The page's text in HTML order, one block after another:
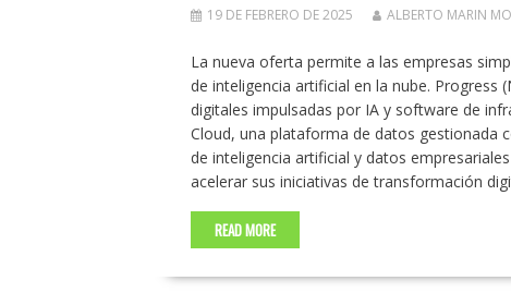
19 DE FEBRERO DE 2025 ALBERTO MARIN
La nueva oferta permite a las empresas
de inteligencia artificial en la nube. Progress
digitales impulsadas por IA y software de
Cloud, una plataforma de datos gestionada
de inteligencia artificial y datos
acelerar sus iniciativas de transformación
READ MORE